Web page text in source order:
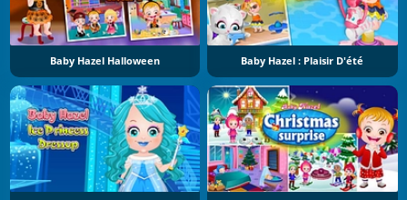
Baby Hazel Halloween Baby Hazel : Plaisir D'été